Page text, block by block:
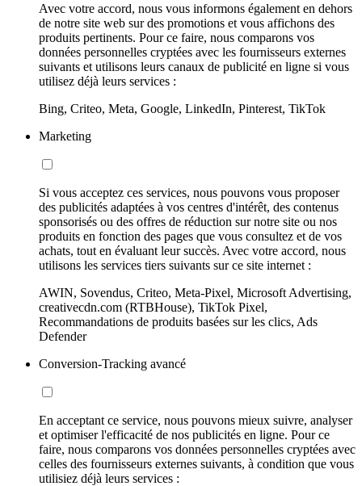
Avec votre accord, nous vous informons également en dehors
de notre site web sur des promotions et vous affichons des
produits pertinents. Pour ce faire, nous comparons vos
données personnelles cryptées avec les fournisseurs externes
suivants et utilisons leurs canaux de publicité en ligne si vous
utilisez déjà leurs services :
Bing, Criteo, Meta, Google, LinkedIn, Pinterest, TikTok
Marketing
Si vous acceptez ces services, nous pouvons vous proposer
des publicités adaptées à vos centres d'intérêt, des contenus
sponsorisés ou des offres de réduction sur notre site ou nos
produits en fonction des pages que vous consultez et de vos
achats, tout en évaluant leur succès. Avec votre accord, nous
utilisons les services tiers suivants sur ce site internet :
AWIN, Sovendus, Criteo, Meta-Pixel, Microsoft Advertising,
creativecdn.com (RTBHouse), TikTok Pixel,
Recommandations de produits basées sur les clics, Ads
Defender
Conversion-Tracking avancé
En acceptant ce service, nous pouvons mieux suivre, analyser
et optimiser l'efficacité de nos publicités en ligne. Pour ce
faire, nous comparons vos données personnelles cryptées avec
celles des fournisseurs externes suivants, à condition que vous
utilisiez déjà leurs services :